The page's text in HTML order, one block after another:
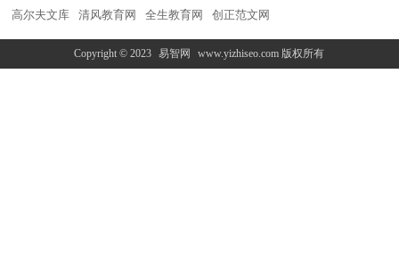
高尔夫文库
清风教育网 全生教育网 创正范文网
Copyright © 2023 易智网 www.yizhiseo.com 版权所有